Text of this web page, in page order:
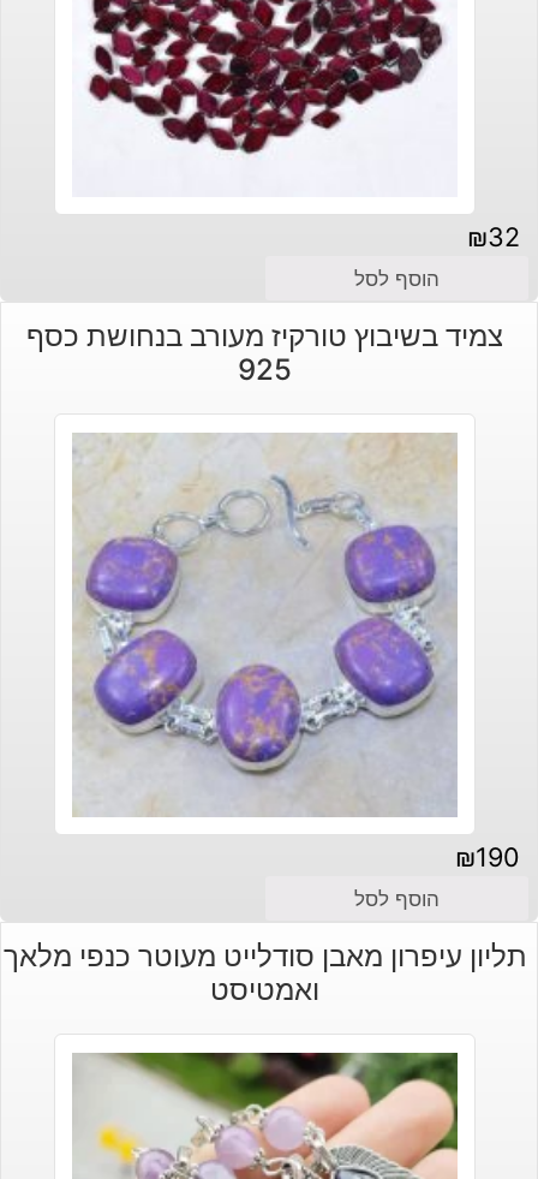
₪32
הוסף לסל
צמיד בשיבוץ טורקיז מעורב בנחושת כסף
925
₪190
הוסף לסל
תליון עיפרון מאבן סודלייט מעוטר כנפי מלאך
ואמטיסט